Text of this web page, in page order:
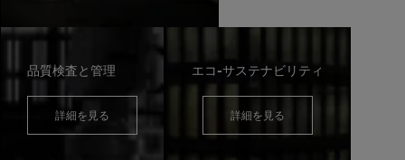
品質検査と管理
詳細を見る
エコ-サステナビリティ
詳細を見る